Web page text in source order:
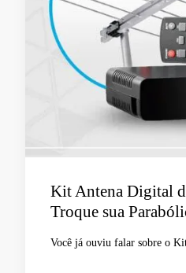
Kit Antena Digital
Troque sua
Você já ouviu falar sobre o